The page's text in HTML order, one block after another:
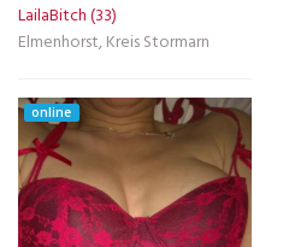
LailaBitch (33)
Elmenhorst, Kreis Stormarn
online